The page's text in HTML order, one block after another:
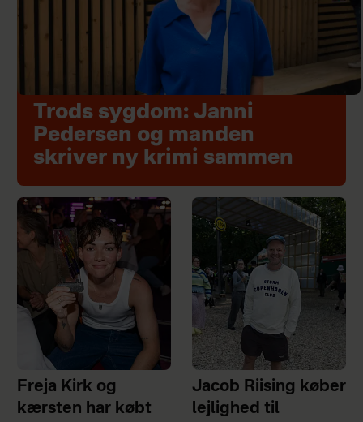
Trods sygdom: Janni
Pedersen og manden
skriver ny krimi sammen
Freja Kirk og
kærsten har købt
Jacob Riising køber
lejlighed til